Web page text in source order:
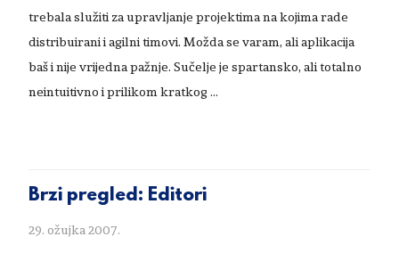
trebala služiti za upravljanje projektima na kojima rade
distribuirani i agilni timovi. Možda se varam, ali aplikacija
baš i nije vrijedna pažnje. Sučelje je spartansko, ali totalno
neintuitivno i prilikom kratkog …
Brzi pregled: Editori
29. ožujka 2007.